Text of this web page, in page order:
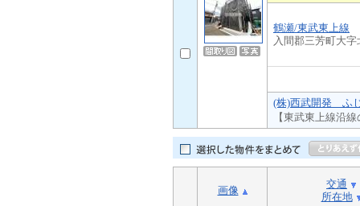
鶴瀬/東武東上線
入間郡三芳町大字
(株)西武開発 ふ
【東武東上線沿
画像
交通
所在地